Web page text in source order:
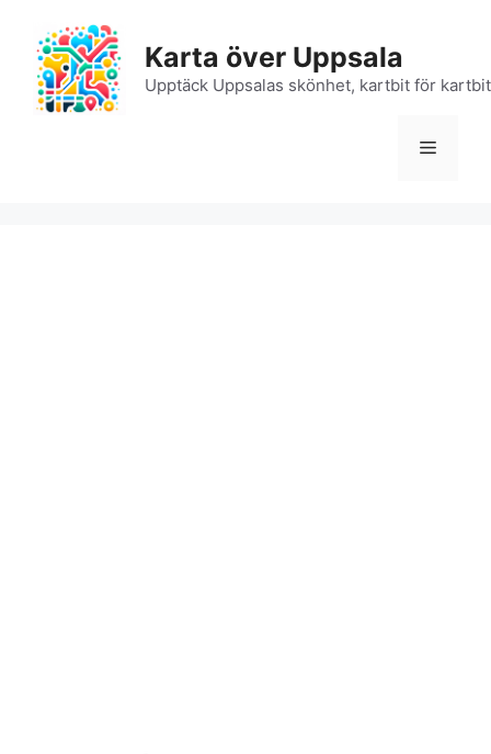
innehåll
Karta över Uppsala
Upptäck Uppsalas skönhet, kartbit för kartbit
Meny